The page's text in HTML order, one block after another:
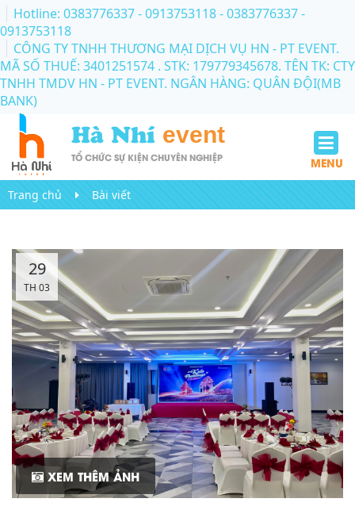
Hotline: 0383776337 - 0913753118- 0383776337 -
0913753118
CÔNG TY TNHH THƯƠNG MẠI DỊCH VỤ HN - PT EVENT.
MÃ SỐ THUẾ: 3401251574 . STK: 179779345678. TÊN TK: CTY
TNHH TMDV HN - PT EVENT. NGÂN HÀNG: QUÂN ĐỘI(MB
BANK)
Hà Nhí event
TỔ CHỨC SỰ KIỆN CHUYÊN NGHIỆP MENU
Trang chủ Bài viết
29
TH 03
XEM THÊM ẢNH